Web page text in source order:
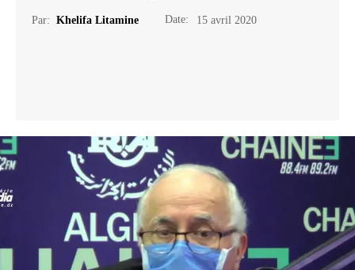
Par: Khelifa Litamine Date: 15 avril 2020